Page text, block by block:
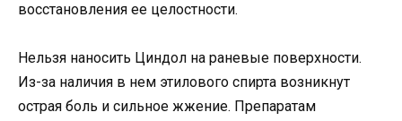
восстановления ее целостности.
Нельзя наносить Циндол на раневые поверхности.
Из-за наличия в нем этилового спирта возникнут
острая боль и сильное жжение. Препаратам